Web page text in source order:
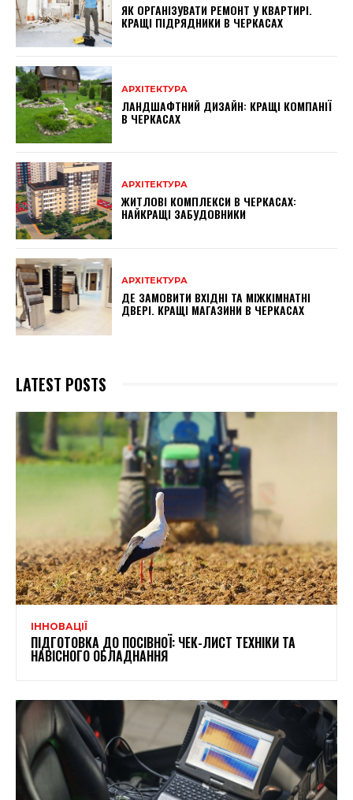
ЯК ОРГАНІЗУВАТИ РЕМОНТ У КВАРТИРІ.
КРАЩІ ПІДРЯДНИКИ В ЧЕРКАСАХ
АРХІТЕКТУРА
ЛАНДШАФТНИЙ ДИЗАЙН: КРАЩІ КОМПАНІЇ
В ЧЕРКАСАХ
АРХІТЕКТУРА
ЖИТЛОВІ КОМПЛЕКСИ В ЧЕРКАСАХ:
НАЙКРАЩІ ЗАБУДОВНИКИ
АРХІТЕКТУРА
ДЕ ЗАМОВИТИ ВХІДНІ ТА МІЖКІМНАТНІ
ДВЕРІ. КРАЩІ МАГАЗИНИ В ЧЕРКАСАХ
LATEST POSTS
ІННОВАЦІЇ
ПІДГОТОВКА ДО ПОСІВНОЇ: ЧЕК-ЛИСТ ТЕХНІКИ ТА
НАВІСНОГО ОБЛАДНАННЯ